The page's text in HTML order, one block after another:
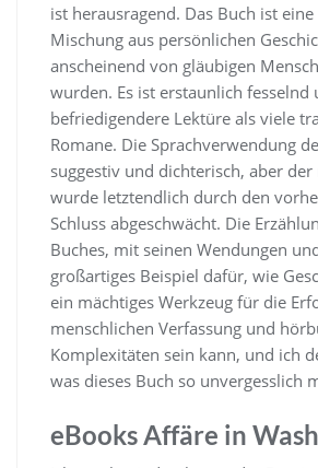
ist herausragend. Das Buch ist
Mischung aus persönlichen
anscheinend von gläubigen
wurden. Es ist erstaunlich fesselnd
befriedigendere Lektüre als viele
Romane. Die Sprachverwendung
suggestiv und dichterisch, aber
wurde letztendlich durch den
Schluss abgeschwächt. Die
Buches, mit seinen Wendungen
großartiges Beispiel dafür, wie
ein mächtiges Werkzeug für die
menschlichen Verfassung und
Komplexitäten sein kann, und ich
was dieses Buch so unvergesslich
eBooks Affäre in